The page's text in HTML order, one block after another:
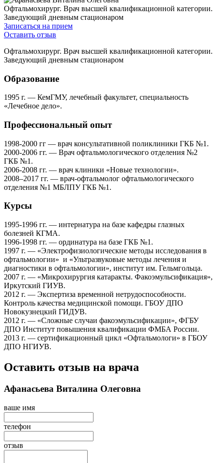
Офтальмохирург. Врач высшей квалификационной категории.
Заведующий дневным стационаром
Записаться на прием
Оставить отзыв
Офтальмохирург. Врач высшей квалификационной категории.
Заведующий дневным стационаром
Образование
1995 г. — КемГМУ, лечебный факультет, специальность
«Лечебное дело».
Профессиональный опыт
1998-2000 гг — врач консультативной поликлиники ГКБ №1.
2000-2006 гг. — Врач офтальмологического отделения №2
ГКБ №1.
2006-2008 гг. — врач клиники «Новые технологии».
2008–2017 гг. — врач-офтальмолог офтальмологического
отделения №1 МБЛПУ ГКБ №1.
Курсы
1995-1996 гг. — интернатура на базе кафедры глазных
болезней КГМА.
1996-1998 гг. — ординатура на базе ГКБ №1.
1997 г. — «Электрофизиологические методы исследования в
офтальмологии» и «Ультразвуковые методы лечения и
диагностики в офтальмологии», институт им. Гельмгольца.
2007 г. — «Микрохирургия катаракты. Факоэмульсификация»,
Иркутский ГИУВ.
2012 г. — Экспертиза временной нетрудоспособности.
Контроль качества медицинской помощи. ГБОУ ДПО
Новокузнецкий ГИДУВ.
2012 г. — «Сложные случаи факоэмульсификации», ФГБУ
ДПО Институт повышения квалификации ФМБА России.
2013 г. — сертификационный цикл «Офтальмологи» в ГБОУ
ДПО НГИУВ.
Оставить отзыв на врача
Афанасьева Виталина Олеговна
ваше имя
телефон
отзыв